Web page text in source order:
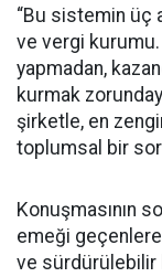
“Bu sistemin üç
ve vergi
yapmadan,
kurmak
şirketle, en
toplumsal bir
Konuşmasının
emeği
ve sürdürülebilir